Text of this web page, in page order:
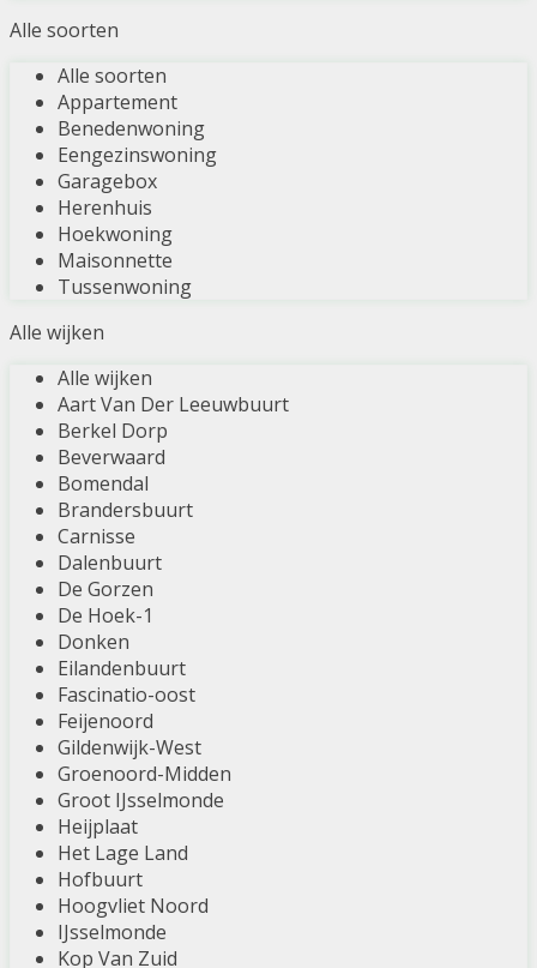
Alle soorten
Alle soorten
Appartement
Benedenwoning
Eengezinswoning
Garagebox
Herenhuis
Hoekwoning
Maisonnette
Tussenwoning
Alle wijken
Alle wijken
Aart Van Der Leeuwbuurt
Berkel Dorp
Beverwaard
Bomendal
Brandersbuurt
Carnisse
Dalenbuurt
De Gorzen
De Hoek-1
Donken
Eilandenbuurt
Fascinatio-oost
Feijenoord
Gildenwijk-West
Groenoord-Midden
Groot IJsselmonde
Heijplaat
Het Lage Land
Hofbuurt
Hoogvliet Noord
IJsselmonde
Kop Van Zuid